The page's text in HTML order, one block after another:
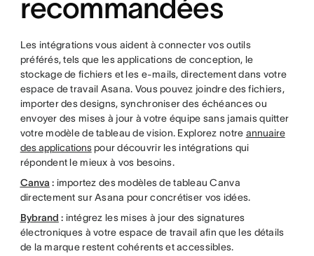
recommandées
Les intégrations vous aident à connecter vos outils
préférés, tels que les applications de conception, le
stockage de fichiers et les e-mails, directement dans votre
espace de travail Asana. Vous pouvez joindre des fichiers,
importer des designs, synchroniser des échéances ou
envoyer des mises à jour à votre équipe sans jamais quitter
votre modèle de tableau de vision. Explorez notre annuaire
des applicationspour découvrir les intégrations qui
répondent le mieux à vos besoins.
Canva : importez des modèles de tableau Canva
directement sur Asana pour concrétiser vos idées.
Bybrand : intégrez les mises à jour des signatures
électroniques à votre espace de travail afin que les détails
de la marque restent cohérents et accessibles.